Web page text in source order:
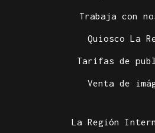
Trabaja con
Quiosco La
Tarifas de
Venta de
La Región